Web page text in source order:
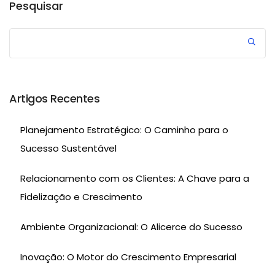
Pesquisar
Artigos Recentes
Planejamento Estratégico: O Caminho para o
Sucesso Sustentável
Relacionamento com os Clientes: A Chave para a
Fidelização e Crescimento
Ambiente Organizacional: O Alicerce do Sucesso
Inovação: O Motor do Crescimento Empresarial